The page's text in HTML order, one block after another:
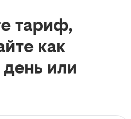
тариф,
как
или